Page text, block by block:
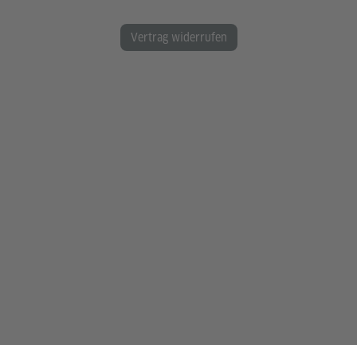
Vertrag widerrufen